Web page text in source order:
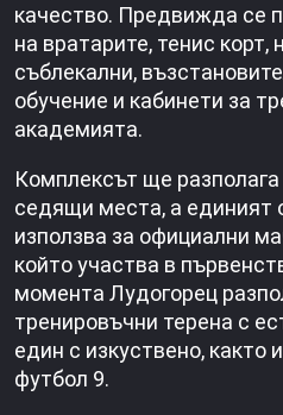
качество. Предвижда се
на вратарите, тенис корт,
съблекални,
обучение и кабинети за
академията.
Комплексът ще разполага
седящи места, а единият
използва за официални
който участва в
момента Лудогорец
тренировъчни терена с
един с изкуствено, както
футбол 9.